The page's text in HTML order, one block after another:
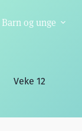
Barn og unge
Veke 12